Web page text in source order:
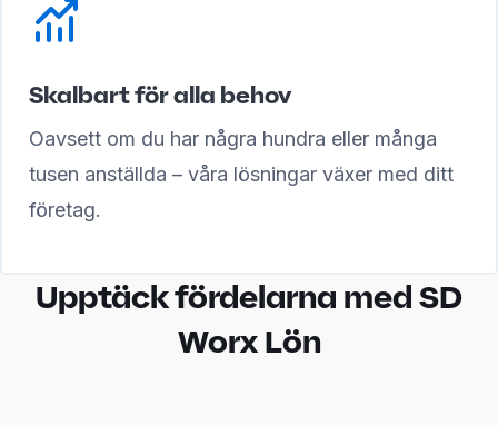
Skalbart för alla behov
Oavsett om du har några hundra eller många
tusen anställda – våra lösningar växer med ditt
företag.
Upptäck fördelarna med SD
Worx Lön